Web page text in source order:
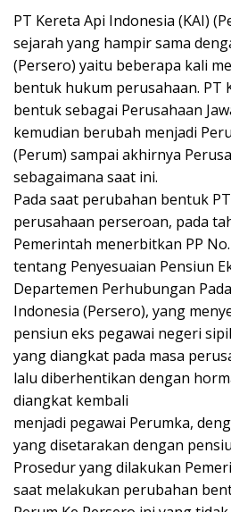
PT Kereta Api Indonesia (KAI)
sejarah yang hampir sama
(Persero) yaitu beberapa kali
bentuk hukum perusahaan. PT
bentuk sebagai Perusahaan
kemudian berubah menjadi
(Perum) sampai akhirnya
sebagaimana saat ini.
Pada saat perubahan bentuk
perusahaan perseroan, pada
Pemerintah menerbitkan PP
tentang Penyesuaian Pensiun
Departemen Perhubungan
Indonesia (Persero), yang
pensiun eks pegawai negeri
yang diangkat pada masa
lalu diberhentikan dengan
diangkat kembali
menjadi pegawai Perumka,
yang disetarakan dengan
Prosedur yang dilakukan
saat melakukan perubahan